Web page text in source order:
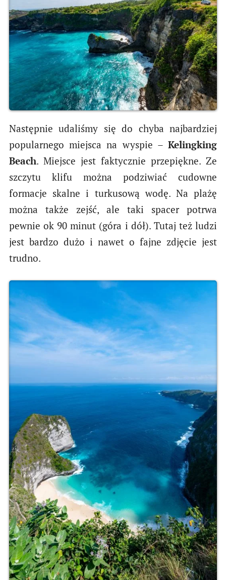
Następnie udaliśmy się do chyba najbardziej
popularnego miejsca na wyspie –Kelingking
Beach. Miejsce jest faktycznie przepiękne. Ze
szczytu klifu można podziwiać cudowne
formacje skalne i turkusową wodę. Na plażę
można także zejść, ale taki spacer potrwa
pewnie ok 90 minut (góra i dół). Tutaj też ludzi
jest bardzo dużo i nawet o fajne zdjęcie jest
trudno.